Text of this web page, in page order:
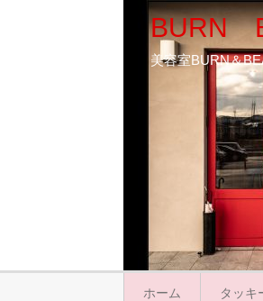
BURN
美容室BURN＆
ホーム タッ